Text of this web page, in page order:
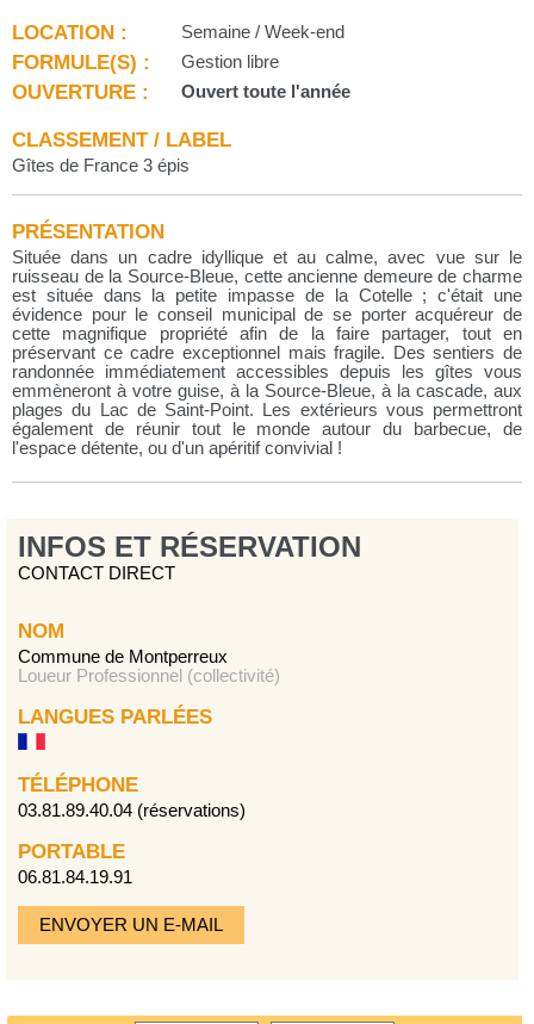
LOCATION : Semaine / Week-end
FORMULE(S) : Gestion libre
OUVERTURE : Ouvert toute l'année
CLASSEMENT / LABEL
Gîtes de France 3 épis
PRÉSENTATION
Située dans un cadre idyllique et au calme, avec vue sur le
ruisseau de la Source-Bleue, cette ancienne demeure de charme
est située dans la petite impasse de la Cotelle ; c'était une
évidence pour le conseil municipal de se porter acquéreur de
cette magnifique propriété afin de la faire partager, tout en
préservant ce cadre exceptionnel mais fragile. Des sentiers de
randonnée immédiatement accessibles depuis les gîtes vous
emmèneront à votre guise, à la Source-Bleue, à la cascade, aux
plages du Lac de Saint-Point. Les extérieurs vous permettront
également de réunir tout le monde autour du barbecue, de
l'espace détente, ou d'un apéritif convivial !
INFOS ET RÉSERVATION
CONTACT DIRECT
NOM
Commune de Montperreux
Loueur Professionnel (collectivité)
LANGUES PARLÉES
TÉLÉPHONE
03.81.89.40.04 (réservations)
PORTABLE
06.81.84.19.91
ENVOYER UN E-MAIL